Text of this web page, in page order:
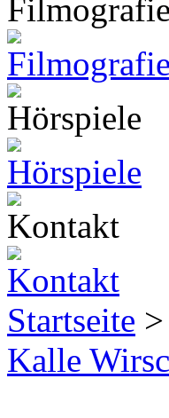
Startseite
Kalle